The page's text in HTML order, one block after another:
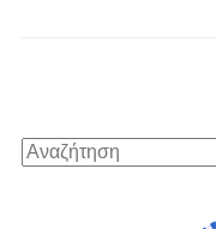
Αναζήτηση
για: